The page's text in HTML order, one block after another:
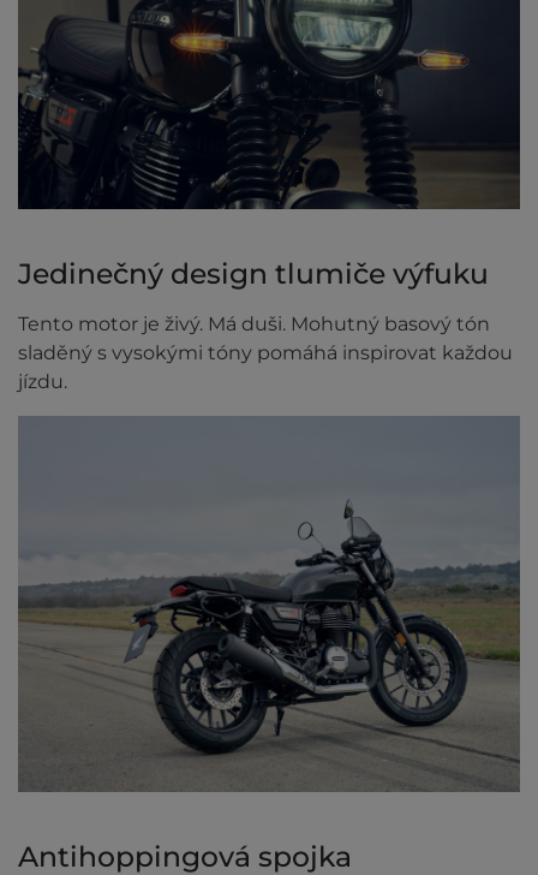
Jedinečný design tlumiče výfuku
Tento motor je živý. Má duši. Mohutný basový tón
sladěný s vysokými tóny pomáhá inspirovat každou
jízdu.
Antihoppingová spojka